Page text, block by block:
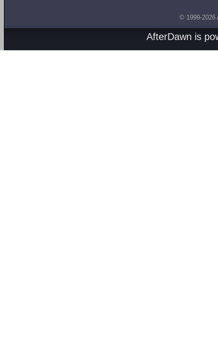
© 1999-2026
AfterDawn is